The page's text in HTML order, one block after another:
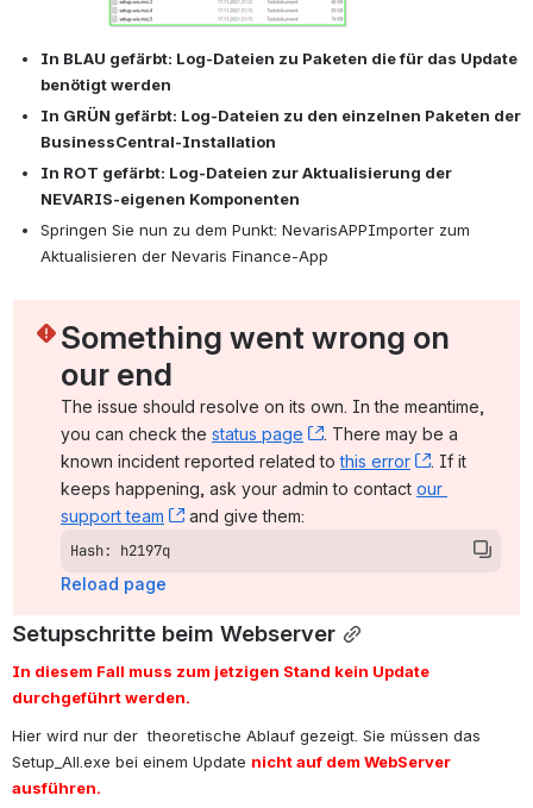
In BLAU gefärbt: Log-Dateien zu Paketen die für das Update
benötigt werden
In GRÜN gefärbt: Log-Dateien zu den einzelnen Paketen der
BusinessCentral-Installation
In ROT gefärbt: Log-Dateien zur Aktualisierung der
NEVARIS-eigenen Komponenten
Springen Sie nun zu dem Punkt: NevarisAPPImporter zum
Aktualisieren der Nevaris Finance-App
Something went wrong on
our end
The issue should resolve on its own. In the meantime,
you can check the status page , (opens new window)
. There may be a
known incident reported related to this error , (opens
. If it
keeps happening, ask your admin to contact our
support team
, (opens new window)
and give them:
Hash: h2197q
Reload page
Setupschritte beim Webserver
In diesem Fall muss zum jetzigen Stand kein Update
durchgeführt werden.
Hier wird nur der  theoretische Ablauf gezeigt. Sie müssen das
Setup_All.exe bei einem Update nicht auf dem WebServer
ausführen.